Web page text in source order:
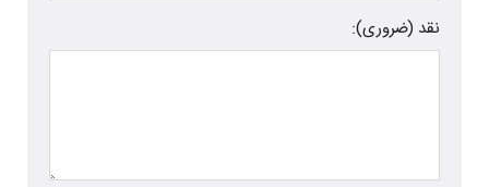
نقد (ضروری):